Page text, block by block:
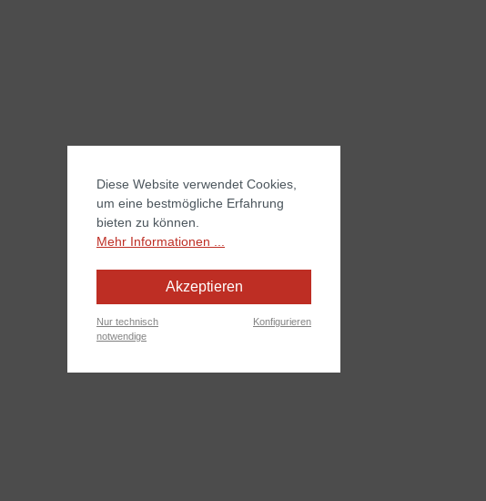
Diese Website verwendet Cookies,
um eine bestmögliche Erfahrung
bieten zu können.
Mehr Informationen ...
Akzeptieren
Nur technisch
notwendige
Konfigurieren